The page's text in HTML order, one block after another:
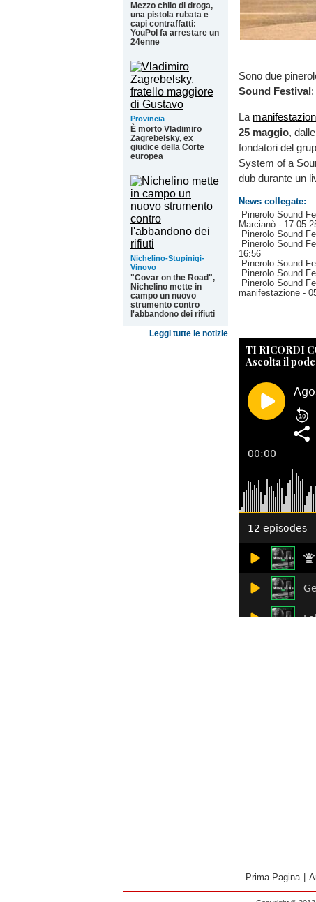
Mezzo chilo di droga,
una pistola rubata e
capi contraffatti:
YouPol fa arrestare un
24enne
Provincia
È morto Vladimiro
Zagrebelsky, ex
giudice della Corte
europea
Nichelino-Stupinigi-
Vinovo
"Covar on the Road",
Nichelino mette in
campo un nuovo
strumento contro
l'abbandono dei rifiuti
Leggi tutte le notizie
Sono due
Sound Festival:
La
25 maggio,
fondatori del
System of a
dub durante un
News collegate:
Pinerolo Sound
Marcianò - 17-05-
Pinerolo Sound
Pinerolo Sound
16:56
Pinerolo Sound
Pinerolo Sound
Pinerolo Sound
manifestazione -
TI RICORDI
Ascolta il
Prima Pagina